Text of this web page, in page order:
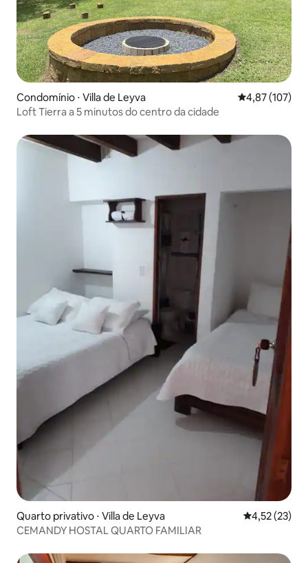
Condomínio ⋅ Villa de Leyva 4,87 de uma
4,87 (107)
Loft Tierra a 5 minutos do centro da cidade
Quarto privativo ⋅ Villa de Leyva 4,52 de uma
4,52 (23)
CEMANDY HOSTAL QUARTO FAMILIAR